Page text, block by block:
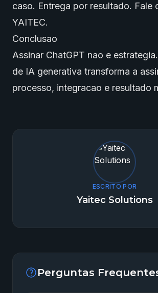
caso. Entrega por resultado. Fale
YAITEC.
Conclusao
Assinar ChatGPT nao e
de IA generativa transforma a
processo, integracao e resultado
ESCRITO POR
Yaitec Solutions
Perguntas